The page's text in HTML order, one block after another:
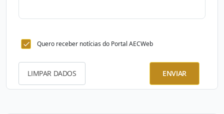
Quero receber notícias do Portal AECWeb
LIMPAR DADOS ENVIAR